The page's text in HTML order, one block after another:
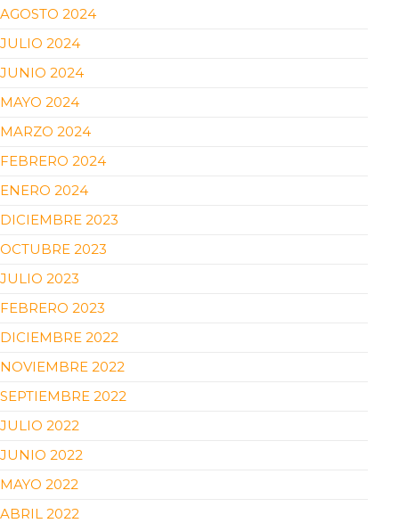
AGOSTO 2024
JULIO 2024
JUNIO 2024
MAYO 2024
MARZO 2024
FEBRERO 2024
ENERO 2024
DICIEMBRE 2023
OCTUBRE 2023
JULIO 2023
FEBRERO 2023
DICIEMBRE 2022
NOVIEMBRE 2022
SEPTIEMBRE 2022
JULIO 2022
JUNIO 2022
MAYO 2022
ABRIL 2022